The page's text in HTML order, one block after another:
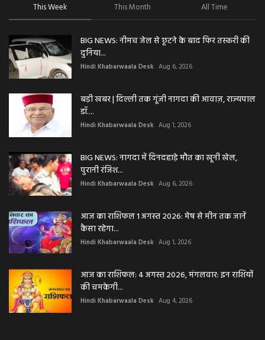
This Week This Month All Time
BIG NEWS: नीमच जेल से छूटने के बाद फिर तस्करी की
दुनिया...
Hindi Khabarwaala Desk Aug 6, 2026
बड़ी खबर | दिल्ली तक गूंजी नागदा की आवाज़, राज्यपाल
डॉ....
Hindi Khabarwaala Desk Aug 1, 2026
BIG NEWS: नागदा में दिनदहाड़े मौत का खूनी खेल,
पुरानी रंजिश...
Hindi Khabarwaala Desk Aug 6, 2026
आज का राशिफल 1 अगस्त 2026: मेष से मीन तक जानें
कैसा रहेगा...
Hindi Khabarwaala Desk Aug 1, 2026
आज का राशिफल: 4 अगस्त 2026, मंगलवार: इन राशियों
की चमकेगी...
Hindi Khabarwaala Desk Aug 4, 2026